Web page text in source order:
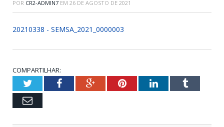
POR CR2-ADMIN7 EM 26 DE AGOSTO DE 2021
20210338 - SEMSA_2021_0000003
COMPARTILHAR:
TwitterFacebookGoogle+PinterestLinkedInTumblr
Email